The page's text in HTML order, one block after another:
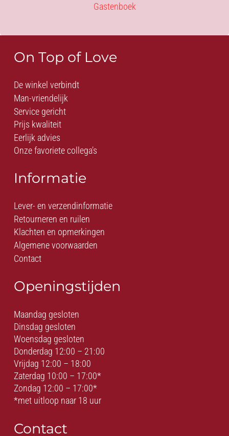
Gastenboek
On Top of Love
De winkel verbindt
Man-vriendelijk
Service gericht
Prijs kwaliteit
Eerlijk advies
Onze favoriete collega’s
Informatie
Lever- en verzendinformatie
Retourneren en ruilen
Klachten en opmerkingen
Algemene voorwaarden
Contact
Openingstijden
Maandag gesloten
Dinsdag gesloten
Woensdag gesloten
Donderdag 12:00 – 21:00
Vrijdag 12:00 – 18:00
Zaterdag 10:00 – 17:00*
Zondag 12:00 – 17:00*
*met uitloop naar 18 uur
Contact